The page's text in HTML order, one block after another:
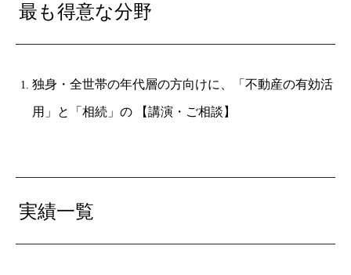
最も得意な分野
独身・全世帯の年代層の方向けに、「不動産の有効活
用」と「相続」の 【講演・ご相談】
実績一覧